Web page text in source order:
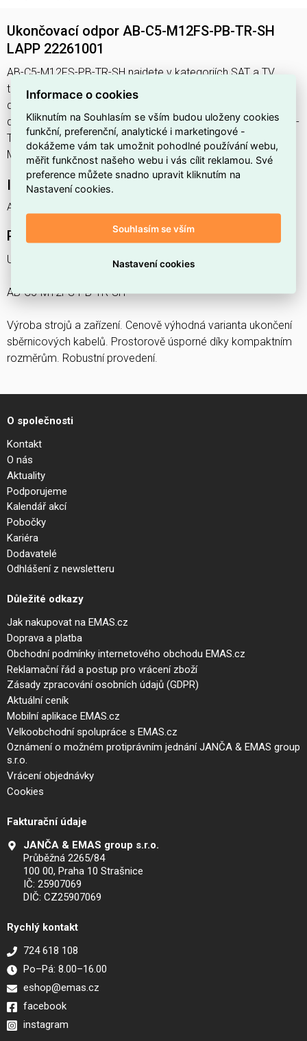
Ukončovací odpor AB-C5-M12FS-PB-TR-SH
LAPP 22261001
AB-C5-M12FS-PB-TR-SH najdete v kategoriích SAT a TV
technika, Odporová zátěž, Spotřební a IT elektronika pro
domácnost, výrobce Lapp, EAN 3135971964666, kód
dodavatele 22261001. Ukončovací odpor AB-C5-M12FS-PB-
TR-SH LAPP 22261001 nabízíme od 1 ks. Kód EMAS AB-C5-
M12FS-PB-TR-SH je ELOSOS1972532.
Interní název produktu
AB-C5-M12FS-PB-TR-SH
Podrobný popis produktu
Ukončovací odpor
AB-C5-M12FS-PB-TR-SH
Výroba strojů a zařízení. Cenově výhodná varianta ukončení
sběrnicových kabelů. Prostorově úsporné díky kompaktním
rozměrům. Robustní provedení.
O společnosti
Kontakt
O nás
Aktuality
Podporujeme
Kalendář akcí
Pobočky
Kariéra
Dodavatelé
Odhlášení z newsletteru
Důležité odkazy
Jak nakupovat na EMAS.cz
Doprava a platba
Obchodní podmínky internetového obchodu EMAS.cz
Reklamační řád a postup pro vrácení zboží
Zásady zpracování osobních údajů (GDPR)
Aktuální ceník
Mobilní aplikace EMAS.cz
Velkoobchodní spolupráce s EMAS.cz
Oznámení o možném protiprávním jednání JANČA & EMAS group
s.r.o.
Vrácení objednávky
Cookies
Fakturační údaje
JANČA & EMAS group s.r.o.
Průběžná 2265/84
100 00, Praha 10 Strašnice
IČ: 25907069
DIČ: CZ25907069
Rychlý kontakt
724 618 108
Po–Pá: 8.00–16.00
eshop@emas.cz
facebook
instagram
Informace o cookies
Kliknutím na Souhlasím se vším budou uloženy cookies
funkční, preferenční, analytické i marketingové -
dokážeme vám tak umožnit pohodlné používání webu,
měřit funkčnost našeho webu i vás cílit reklamou. Své
preference můžete snadno upravit kliknutím na
Nastavení cookies.
Souhlasím se vším
Nastavení cookies